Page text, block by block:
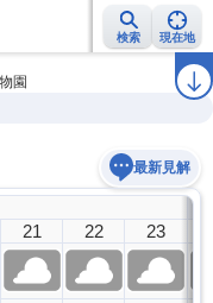
検索 現在地
・注意報 ラ
園
最新見解
21 22 23